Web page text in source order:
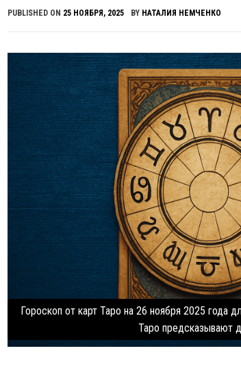
PUBLISHED ON 25 НОЯБРЯ, 2025 BY НАТАЛИЯ НЕМЧЕНКО
Гороскоп от карт Таро на 26 ноября 2025 года
Таро предсказывают